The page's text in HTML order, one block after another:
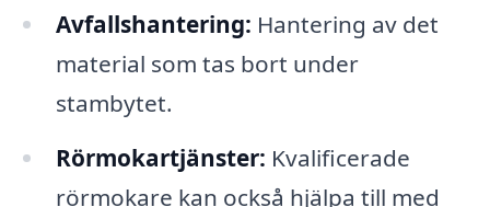
Avfallshantering: Hantering av det
material som tas bort under
stambytet.
Rörmokartjänster: Kvalificerade
rörmokare kan också hjälpa till med